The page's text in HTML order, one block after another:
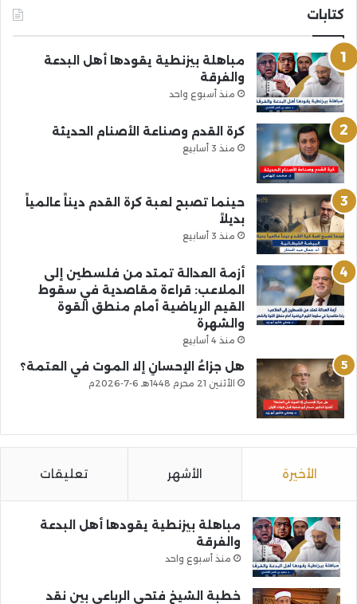
كتابات
مباهلة بيزنطية يقودها أهل البدعة
والفرقة
منذ أسبوع واحد
كرة القدم وصناعة الأصنام الحديثة
منذ 3 أسابيع
حينما تصبح لعبة كرة القدم ديناً عالمياً
بديلاً
منذ 3 أسابيع
أزمة العدالة تمتد من فلسطين إلى
الملاعب: قراءة مقاصدية في سقوط
القيم الرياضية أمام منطق القوة
والشهرة
منذ 4 أسابيع
هل جزاءُ الإحسانِ إلا الموت في العتمة؟
الأثنين 21 محرم 1448هـ 6-7-2026م
الأخيرة الأشهر تعليقات
مباهلة بيزنطية يقودها أهل البدعة
والفرقة
منذ أسبوع واحد
خطبة الشيخ فتحي الرباعي بين نقد